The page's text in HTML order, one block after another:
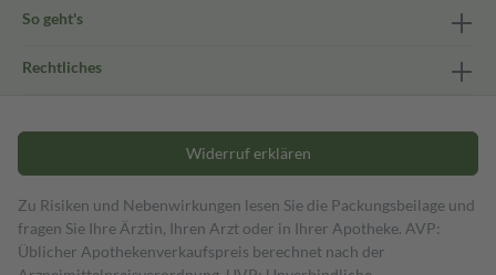
So geht's
Rechtliches
Widerruf erklären
Zu Risiken und Nebenwirkungen lesen Sie die Packungsbeilage und
fragen Sie Ihre Ärztin, Ihren Arzt oder in Ihrer Apotheke. AVP:
Üblicher Apothekenverkaufspreis berechnet nach der